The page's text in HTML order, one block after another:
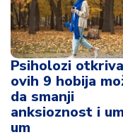
Psiholozi
ovih 9 hobija
da smanji
anksioznost i
um